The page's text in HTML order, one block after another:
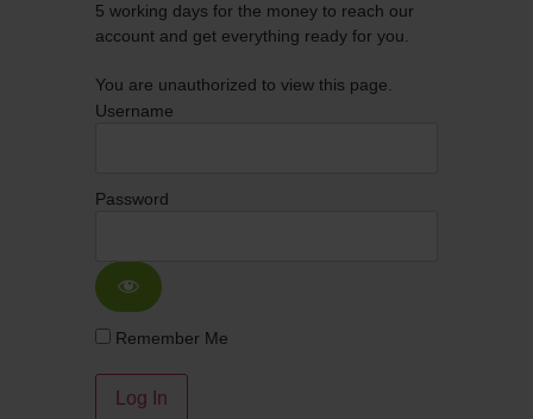
5 working days for the money to reach our
account and get everything ready for you.
You are unauthorized to view this page.
Username
Password
Remember Me